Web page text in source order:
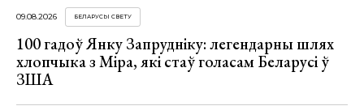
09.08.2026 БЕЛАРУСЫ СВЕТУ
100 гадоў Янку Запрудніку: легендарны шлях
хлопчыка з Міра, які стаў голасам Беларусі ў
ЗША